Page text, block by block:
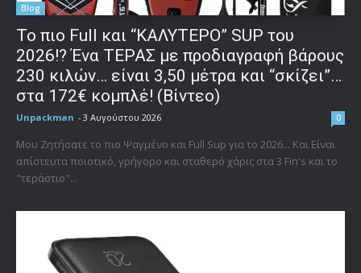
Blog
To πιο Full και “ΚΑΛΥΤΕΡΟ” SUP του
2026!? Ένα ΤΕΡΑΣ με προδιαγραφή βάρους
230 κιλών… είναι 3,50 μέτρα και “σκίζει”…
στα 172€ κομπλέ! (Βίντεο)
Unpackman - 3 Αυγούστου 2026 0
Μου Ζητήσατε το πιο Ψαγμένο και Full Sup για το 2026... Και Είναι
απίστευτα ποιοτικό, γρήγορο και σταθερό χάρις στα 3 Fin's και το
"τεράστιο"...